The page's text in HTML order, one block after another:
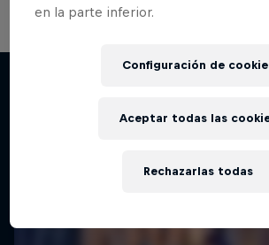
Más contenidos
Red Bull Batalla Nueva
en la parte inferior.
Configuración de
Rechazarlas todas
Aceptar todas las